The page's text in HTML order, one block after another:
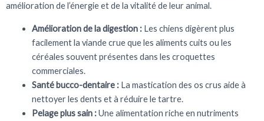
amélioration de l’énergie et de la vitalité de leur animal.
Amélioration de la digestion :Les chiens digèrent plus
facilement la viande crue que les aliments cuits ou les
céréales souvent présentes dans les croquettes
commerciales.
Santé bucco-dentaire :La mastication des os crus aide à
nettoyer les dents et à réduire le tartre.
Pelage plus sain :Une alimentation riche en nutriments